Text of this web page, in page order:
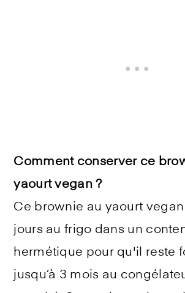
Comment conserver ce
yaourt vegan ?
Ce brownie au yaourt
jours au frigo dans un
hermétique pour qu'il reste
jusqu’à 3 mois au